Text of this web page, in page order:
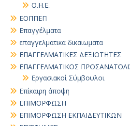
Ο.Η.Ε.
ΕΟΠΠΕΠ
Επαγγέλματα
επαγγελματικα δικαιωματα
ΕΠΑΓΓΕΛΜΑΤΙΚΕΣ ΔΕΞΙΟΤΗΤΕΣ
ΕΠΑΓΓΕΛΜΑΤΙΚΟΣ
Εργασιακοί Σύμβουλοι
Επίκαιρη άποψη
ΕΠΙΜΟΡΦΩΣΗ
ΕΠΙΜΟΡΦΩΣΗ ΕΚΠΑΙΔΕΥΤΙΚΩΝ